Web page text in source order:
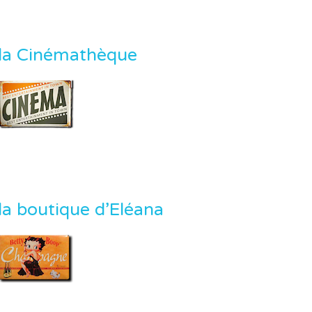
Cinémathèque
boutique d’Eléana